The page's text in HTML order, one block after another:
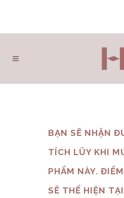
BẠN SẼ NHẬN
TÍCH LŨY KHI
PHẨM NÀY.
SẼ THỂ HIỆN